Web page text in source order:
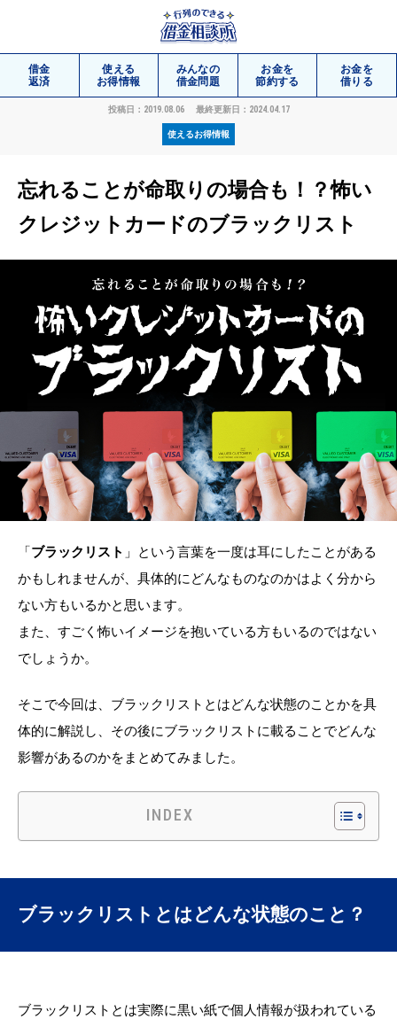
借金
返済
使える
お得情報
みんなの
借金問題
お金を
節約する
お金を
借りる
投稿日：2019.08.06 最終更新日：2024.04.17
使えるお得情報
忘れることが命取りの場合も！？怖い
クレジットカードのブラックリスト
「ブラックリスト 」という言葉を一度は耳にしたことがある
かもしれませんが、具体的にどんなものなのかはよく分から
ない方もいるかと思います。
また、すごく怖いイメージを抱いている方もいるのではない
でしょうか。
そこで今回は、ブラックリストとはどんな状態のことかを具
体的に解説し、その後にブラックリストに載ることでどんな
影響があるのかをまとめてみました。
INDEX
ブラックリストとはどんな状態のこと？
ブラックリストとは実際に黒い紙で個人情報が扱われている